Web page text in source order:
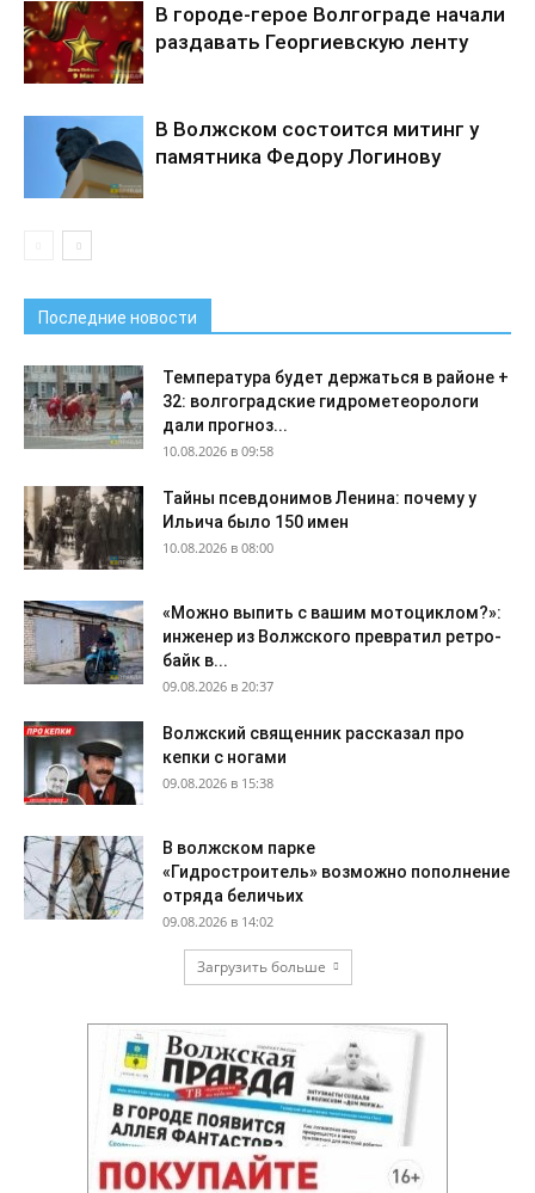
В городе-герое Волгограде начали
раздавать Георгиевскую ленту
В Волжском состоится митинг у
памятника Федору Логинову
Последние новости
Температура будет держаться в районе +
32: волгоградские гидрометеорологи
дали прогноз...
10.08.2026 в 09:58
Тайны псевдонимов Ленина: почему у
Ильича было 150 имен
10.08.2026 в 08:00
«Можно выпить с вашим мотоциклом?»:
инженер из Волжского превратил ретро-
байк в...
09.08.2026 в 20:37
Волжский священник рассказал про
кепки с ногами
09.08.2026 в 15:38
В волжском парке
«Гидростроитель» возможно пополнение
отряда беличьих
09.08.2026 в 14:02
Загрузить больше